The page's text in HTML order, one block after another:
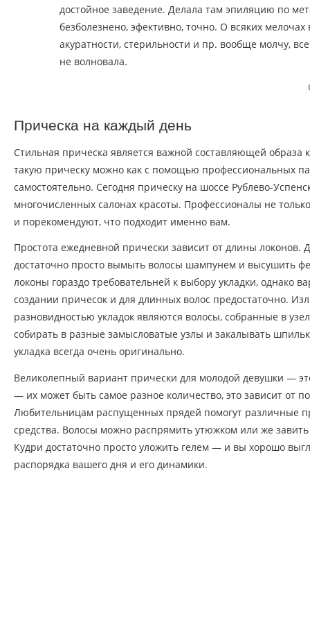
достойное заведение. Делала там эпиляцию по
безболезнено, эфективно, точно. О всяких мелочах
акуратности, стерильности и пр. вообще молчу,
не волновала.
Прическа на каждый день
Стильная прическа является важной составляющей
такую прическу можно как с помощью профессиональных
самостоятельно. Сегодня прическу на шоссе Рублево-
многочисленных салонах красоты. Профессионалы не
и порекомендуют, что подходит именно вам.
Простота ежедневной прически зависит от длины локонов.
достаточно просто вымыть волосы шампунем и высушить
локоны гораздо требовательней к выбору укладки, однако
создании причесок и для длинных волос предостаточно.
разновидностью укладок являются волосы, собранные в
собирать в разные замысловатые узлы и закалывать
укладка всегда очень оригинально.
Великолепный вариант прически для молодой девушки —
— их может быть самое разное количество, это зависит от
Любительницам распущенных прядей помогут различные
средства. Волосы можно распрямить утюжком или же
Кудри достаточно просто уложить гелем — и вы хорошо
распорядка вашего дня и его динамики.